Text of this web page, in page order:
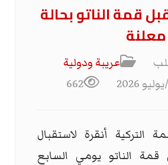
قمة الناتو بحالة
عریبة ودولیة
662
التركية أنقرة لاستقبال
قمة الناتو يومي السابع